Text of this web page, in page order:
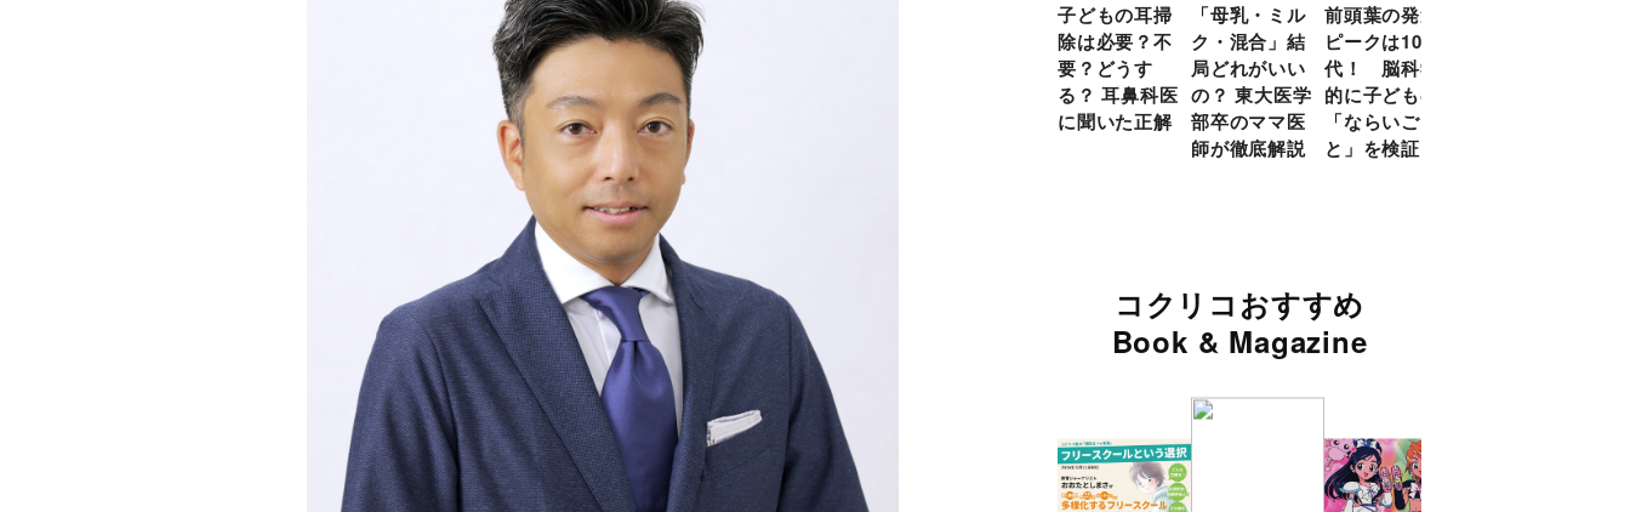
子どもの耳掃
除は必要？不
要？どうす
る？ 耳鼻科医
に聞いた正解
「母乳・ミル
ク・混合」結
局どれがいい
の？ 東大医学
部卒のママ医
師が徹底解説
前頭葉の発達
ピークは10
代！ 脳科学
的に子どもの
「ならいご
と」を検証
コクリコおすすめ
Book & Magazine